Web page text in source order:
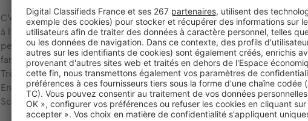
C'est fou à quel point les tarifs des déménageurs professionnels
à l'autre. Dedébut juin à fin septembre, leurs prix sont en moyenne
pendant le reste de l'année. À l'origine de cette inflation, les
familles se servent pour déménager. La même logique s'applique au
Très utile pour éviter de manquer un jour de travail, le weekend est
En déménagent pendant un jour ouvré, vous serez surpris par la
Sceptique ? Faites donc une estimation de tarifs surnextories.com.